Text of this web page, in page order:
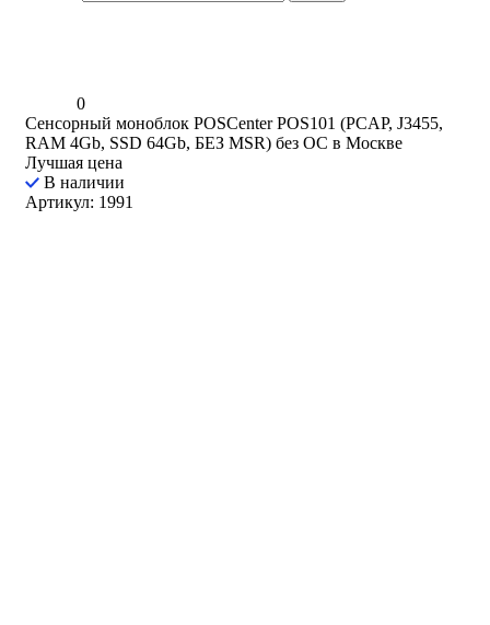
0
Сенсорный моноблок POSCenter POS101 (PCAP, J3455,
RAM 4Gb, SSD 64Gb, БЕЗ MSR) без ОС в Москве
Лучшая цена
В наличии
Артикул: 1991